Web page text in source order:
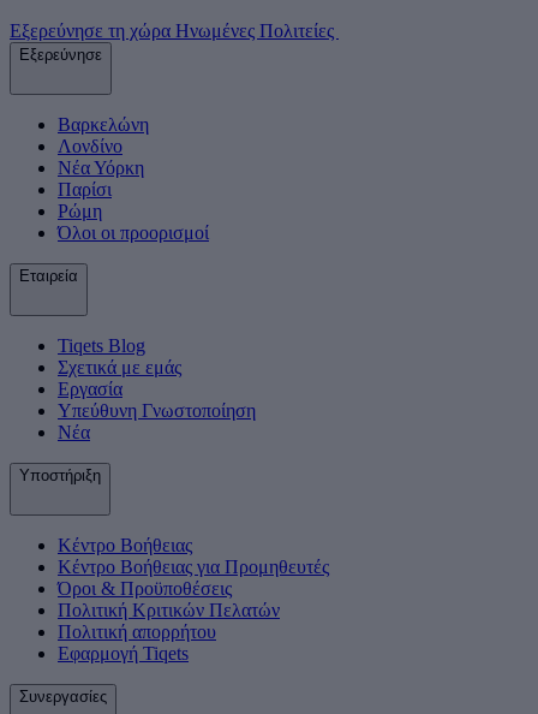
Εξερεύνησε τη χώρα Ηνωμένες Πολιτείες
Εξερεύνησε
Βαρκελώνη
Λονδίνο
Νέα Υόρκη
Παρίσι
Ρώμη
Όλοι οι προορισμοί
Εταιρεία
Tiqets Βlog
Σχετικά με εμάς
Εργασία
Υπεύθυνη Γνωστοποίηση
Νέα
Υποστήριξη
Κέντρο Βοήθειας
Κέντρο Βοήθειας για Προμηθευτές
Όροι & Προϋποθέσεις
Πολιτική Κριτικών Πελατών
Πολιτική απορρήτου
Εφαρμογή Tiqets
Συνεργασίες